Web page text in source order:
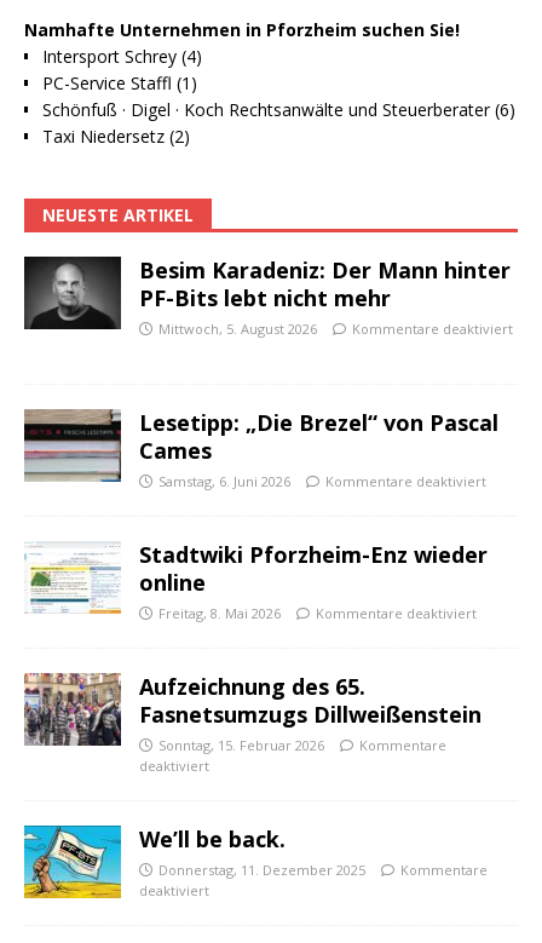
Namhafte Unternehmen in Pforzheim suchen Sie!
Intersport Schrey (4)
PC-Service Staffl (1)
Schönfuß · Digel · Koch Rechtsanwälte und Steuerberater (6)
Taxi Niedersetz (2)
NEUESTE ARTIKEL
Besim Karadeniz: Der Mann hinter
PF-Bits lebt nicht mehr
Mittwoch, 5. August 2026 Kommentare deaktiviert
Lesetipp: „Die Brezel“ von Pascal
Cames
Samstag, 6. Juni 2026 Kommentare deaktiviert
Stadtwiki Pforzheim-Enz wieder
online
Freitag, 8. Mai 2026 Kommentare deaktiviert
Aufzeichnung des 65.
Fasnetsumzugs Dillweißenstein
Sonntag, 15. Februar 2026
Kommentare
deaktiviert
We’ll be back.
Donnerstag, 11. Dezember 2025
Kommentare
deaktiviert